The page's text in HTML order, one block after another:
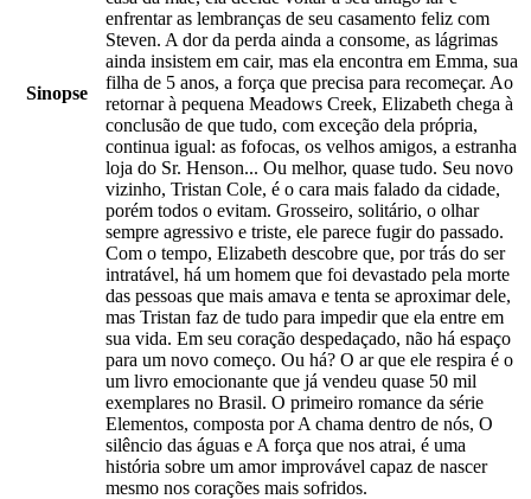
Sinopse
enfrentar as lembranças de seu casamento feliz com
Steven. A dor da perda ainda a consome, as lágrimas
ainda insistem em cair, mas ela encontra em Emma, sua
filha de 5 anos, a força que precisa para recomeçar. Ao
retornar à pequena Meadows Creek, Elizabeth chega à
conclusão de que tudo, com exceção dela própria,
continua igual: as fofocas, os velhos amigos, a estranha
loja do Sr. Henson... Ou melhor, quase tudo. Seu novo
vizinho, Tristan Cole, é o cara mais falado da cidade,
porém todos o evitam. Grosseiro, solitário, o olhar
sempre agressivo e triste, ele parece fugir do passado.
Com o tempo, Elizabeth descobre que, por trás do ser
intratável, há um homem que foi devastado pela morte
das pessoas que mais amava e tenta se aproximar dele,
mas Tristan faz de tudo para impedir que ela entre em
sua vida. Em seu coração despedaçado, não há espaço
para um novo começo. Ou há? O ar que ele respira é o
um livro emocionante que já vendeu quase 50 mil
exemplares no Brasil. O primeiro romance da série
Elementos, composta por A chama dentro de nós, O
silêncio das águas e A força que nos atrai, é uma
história sobre um amor improvável capaz de nascer
mesmo nos corações mais sofridos.